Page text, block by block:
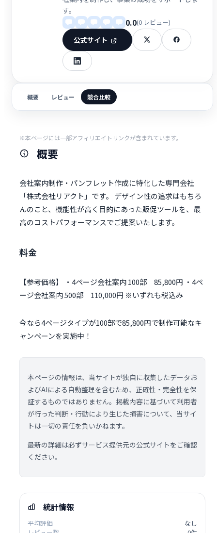
す。
0.0(0 レビュー)
公式サイト
概要 レビュー 競合比較
※本ページには一部アフィリエイトリンクが含まれています。
概要
会社案内制作・パンフレット作成に特化した専門会社
「株式会社リアクト」です。 デザイン性の追求はもちろ
んのこと、機能性が高く目的にあった販促ツールを、最
高のコストパフォーマンスでご提案いたします。
料金
【参考価格】 ・4ページ会社案内 100部 85,800円 ・4ペ
ージ会社案内 500部 110,000円 ※いずれも税込み
今なら4ページタイプが100部で85,800円で制作可能なキ
ャンペーンを実施中！
本ページの情報は、当サイトが独自に収集したデータお
よびAIによる自動整理を含むため、正確性・完全性を保
証するものではありません。掲載内容に基づいて利用者
が行った判断・行動により生じた損害について、当サイ
トは一切の責任を負いかねます。
最新の詳細は必ずサービス提供元の公式サイトをご確認
ください。
統計情報
平均評価
なし